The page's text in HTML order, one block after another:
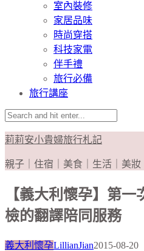
室內裝修
家居品味
時尚穿搭
科技家電
伴手禮
旅行必備
旅行講座
莉莉安小貴婦旅行札記
親子｜住宿｜美食｜生活｜美
【義大利懷孕】第
檢的翻譯陪同服務
義大利懷孕LillianJian2015-08-20